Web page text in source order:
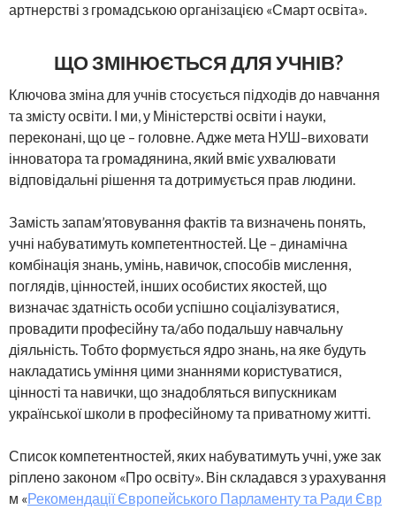
артнерстві з громадською організацією «Смарт освіта».
ЩО ЗМІНЮЄТЬСЯ ДЛЯ УЧНІВ?
Ключова зміна для учнів стосується підходів до навчання
та змісту освіти. І ми, у Міністерстві освіти і науки,
переконані, що це – головне. Адже мета НУШ–виховати
інноватора та громадянина, який вміє ухвалювати
відповідальні рішення та дотримується прав людини.
Замість запам’ятовування фактів та визначень понять,
учні набуватимуть компетентностей. Це – динамічна
комбінація знань, умінь, навичок, способів мислення,
поглядів, цінностей, інших особистих якостей, що
визначає здатність особи успішно соціалізуватися,
провадити професійну та/або подальшу навчальну
діяльність. Тобто формується ядро знань, на яке будуть
накладатись уміння цими знаннями користуватися,
цінності та навички, що знадобляться випускникам
української школи в професійному та приватному житті.
Список компетентностей, яких набуватимуть учні, уже зак
ріплено законом «Про освіту». Він складався з урахування
м «Рекомендації Європейського Парламенту та Ради Євр